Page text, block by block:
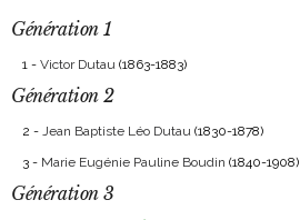
Génération 1
1 - Victor Dutau (1863-1883)
Génération 2
2 - Jean Baptiste Léo Dutau (1830-1878)
3 - Marie Eugénie Pauline Boudin (1840-1908)
Génération 3